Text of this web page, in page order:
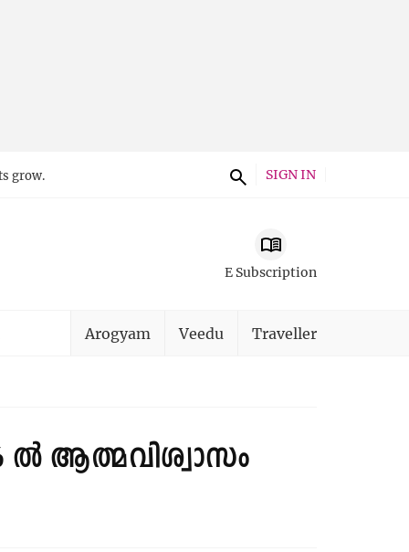
grow. SIGN IN
E Subscription
Arogyam Veedu Traveller
ആത്മവിശ്വാസം